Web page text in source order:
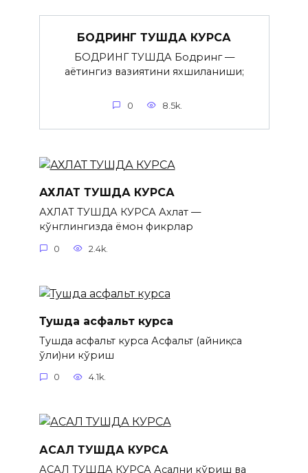
БОДРИНГ ТУШДА КУРСА
БОДРИНГ ТУШДА Бодринг —
ҳаётингиз вазиятини яхшиланиши;
0 8.5k.
АХЛАТ ТУШДА КУРСА
АХЛАТ ТУШДА КУРСА Ахлат —
кўнглингизда ёмон фикрлар
0 2.4k.
Тушда асфальт курса
Тушда асфальт курса Асфальт (айниқса
ҳўли)ни кўриш
0 4.1k.
АСАЛ ТУШДА КУРСА
АСАЛ ТУШДА КУРСА Асални кўриш ва